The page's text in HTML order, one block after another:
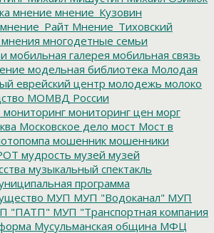
мнение мнение_Кузовин
мнение_Райт Мнение_Тиховский
мнения многодетные семьи
мобильная галерея мобильная связь
модельная библиотека Молодая
еврейский центр молодежь молоко
МОМВД России
мониторинг мониторинг цен морг
Московское дело мост Мост в
мошенник мошенники
мудрость музей музей
музыкальный спектакль
программа
МУП МУП "Водоканал" МУП
"ПАТП" МУП "Транспортная компания
Мусульманская община МФЦ